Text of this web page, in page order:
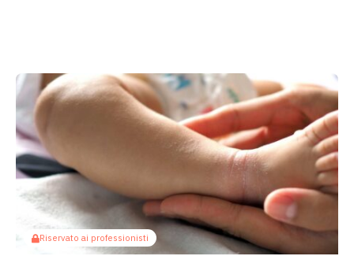
Riservato ai professionisti